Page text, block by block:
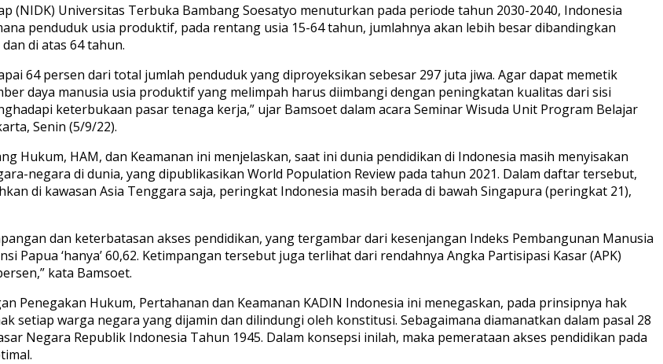
(NIDK) Universitas Terbuka Bambang Soesatyo menuturkan pada periode tahun 2030-2040, Indonesia
penduduk usia produktif, pada rentang usia 15-64 tahun, jumlahnya akan lebih besar dibandingkan
di atas 64 tahun.
64 persen dari total jumlah penduduk yang diproyeksikan sebesar 297 juta jiwa. Agar dapat memetik
daya manusia usia produktif yang melimpah harus diimbangi dengan peningkatan kualitas dari sisi
keterbukaan pasar tenaga kerja,” ujar Bamsoet dalam acara Seminar Wisuda Unit Program Belajar
Senin (5/9/22).
Hukum, HAM, dan Keamanan ini menjelaskan, saat ini dunia pendidikan di Indonesia masih menyisakan
negara di dunia, yang dipublikasikan World Population Review pada tahun 2021. Dalam daftar tersebut,
di kawasan Asia Tenggara saja, peringkat Indonesia masih berada di bawah Singapura (peringkat 21),
dan keterbatasan akses pendidikan, yang tergambar dari kesenjangan Indeks Pembangunan Manusia
Papua ‘hanya’ 60,62. Ketimpangan tersebut juga terlihat dari rendahnya Angka Partisipasi Kasar (APK)
kata Bamsoet.
Penegakan Hukum, Pertahanan dan Keamanan KADIN Indonesia ini menegaskan, pada prinsipnya hak
setiap warga negara yang dijamin dan dilindungi oleh konstitusi. Sebagaimana diamanatkan dalam pasal 28
Negara Republik Indonesia Tahun 1945. Dalam konsepsi inilah, maka pemerataan akses pendidikan pada